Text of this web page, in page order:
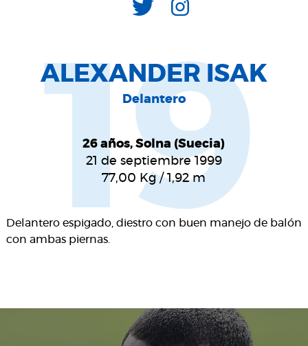
ALEXANDER ISAK
Delantero
26 años, Solna (Suecia)
21 de septiembre 1999
77,00 Kg /1,92m
Delantero espigado, diestro con buen manejo de balón
con ambas piernas.
19